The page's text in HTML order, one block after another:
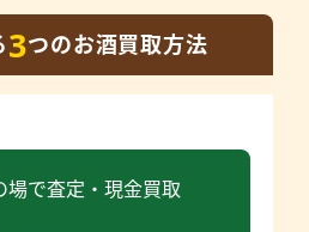
3つのお酒買取方法
場で査定・現金買取